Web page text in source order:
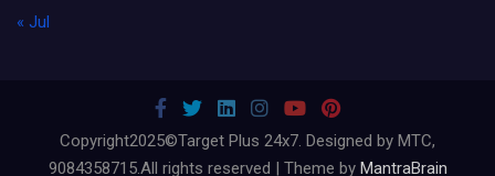
« Jul
Copyright2025©Target Plus 24x7. Designed by MTC,
9084358715.All rights reserved | Theme by MantraBrain